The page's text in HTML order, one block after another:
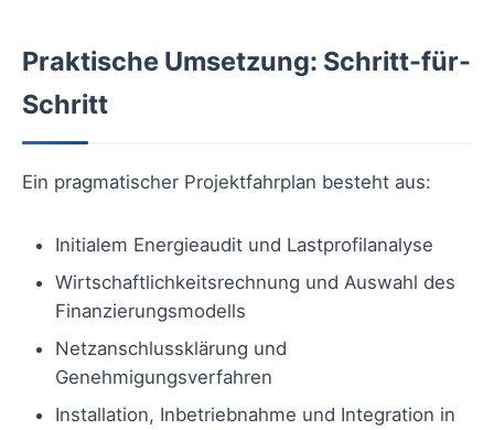
Praktische Umsetzung: Schritt-für-
Schritt
Ein pragmatischer Projektfahrplan besteht aus:
Initialem Energieaudit und Lastprofilanalyse
Wirtschaftlichkeitsrechnung und Auswahl des
Finanzierungsmodells
Netzanschlussklärung und
Genehmigungsverfahren
Installation, Inbetriebnahme und Integration in